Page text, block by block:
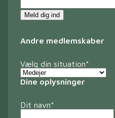
Meld dig ind
Andre medlemskaber
Vælg din situation*
Dine oplysninger
Dit navn*